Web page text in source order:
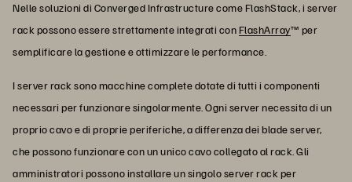
Nelle soluzioni di Converged Infrastructure come FlashStack, i server
rack possono essere strettamente integrati conFlashArray™ per
semplificare la gestione e ottimizzare le performance.
I server rack sono macchine complete dotate di tutti i componenti
necessari per funzionare singolarmente. Ogni server necessita di un
proprio cavo e di proprie periferiche, a differenza dei blade server,
che possono funzionare con un unico cavo collegato al rack. Gli
amministratori possono installare un singolo server rack per